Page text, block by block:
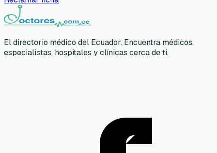
El directorio médico del Ecuador. Encuentra médicos,
especialistas, hospitales y clínicas cerca de ti.